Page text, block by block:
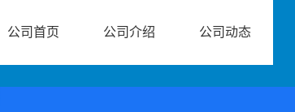
公司首页 公司介绍 公司动态